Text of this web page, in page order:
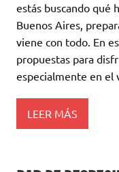
estás buscando qué
Buenos Aires,
viene con todo. En
propuestas para
especialmente en
LEER MÁS